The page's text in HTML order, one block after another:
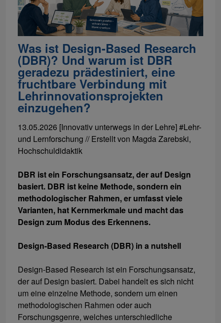
Was ist Design-Based Research
(DBR)? Und warum ist DBR
geradezu prädestiniert, eine
fruchtbare Verbindung mit
Lehrinnovationsprojekten
einzugehen?
13.05.2026 [Innovativ unterwegs in der Lehre] #Lehr-
und Lernforschung //Erstellt von Magda Zarebski,
Hochschuldidaktik
DBR ist ein Forschungsansatz, der auf Design
basiert. DBR ist keine Methode, sondern ein
methodologischer Rahmen, er umfasst viele
Varianten, hat Kernmerkmale und macht das
Design zum Modus des Erkennens.
Design-Based Research (DBR) in a nutshell
Design-Based Research ist ein Forschungsansatz,
der auf Design basiert. Dabei handelt es sich nicht
um eine einzelne Methode, sondern um einen
methodologischen Rahmen oder auch
Forschungsgenre, welches unterschiedliche